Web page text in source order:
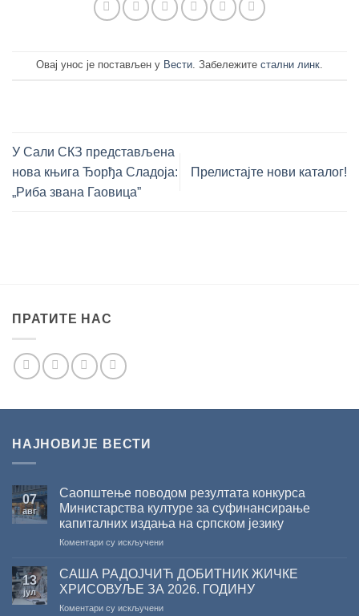
Овај унос је постављен у Вести . Забележите стални линк
У Сали СКЗ представљена
нова књига Ђорђа Сладоја:
„Риба звана Гаовица”
Прелистајте нови каталог!
ПРАТИТЕ НАС
НАЈНОВИЈЕ ВЕСТИ
07
авг
Саопштење поводом резултата конкурса
Министарства културе за суфинансирање
капиталних издања на српском језику
Коментари су искљученина
поводом
резултата
конкурса
Министарства
13
јул
САША РАДОЈЧИЋ ДОБИТНИК ЖИЧКЕ
ХРИСОВУЉЕ ЗА 2026. ГОДИНУ
Коментари су искљученина